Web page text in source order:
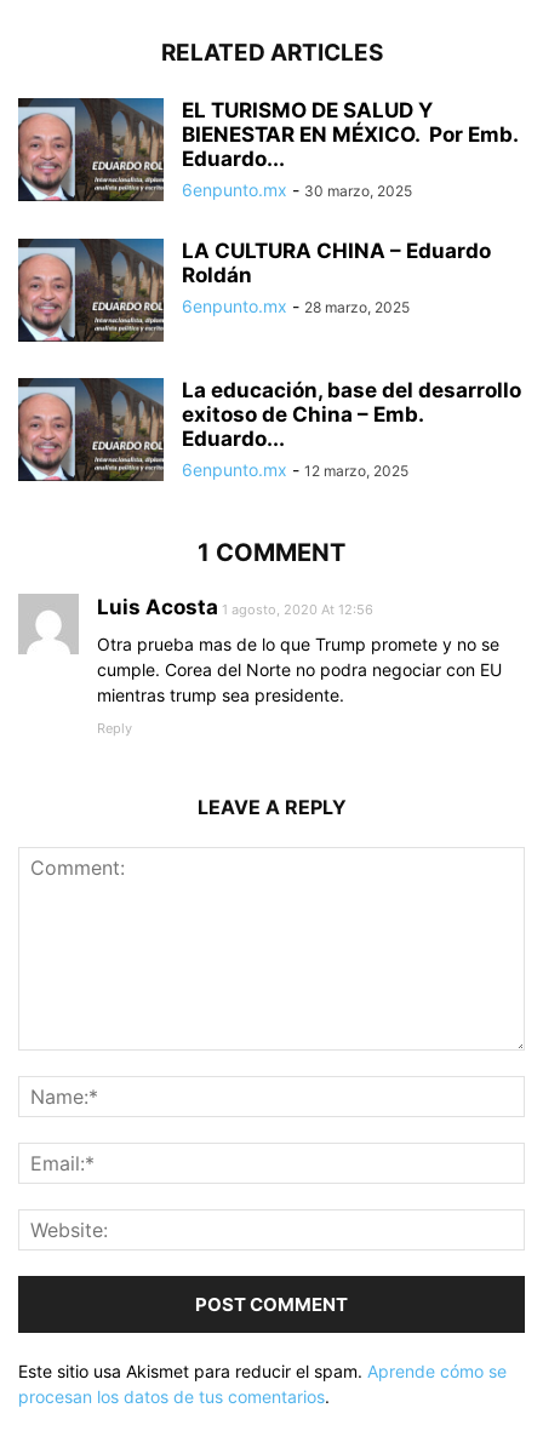
RELATED ARTICLES
EL TURISMO DE SALUD Y
BIENESTAR EN MÉXICO. Por Emb.
Eduardo...
6enpunto.mx - 30 marzo, 2025
LA CULTURA CHINA – Eduardo
Roldán
6enpunto.mx - 28 marzo, 2025
La educación, base del desarrollo
exitoso de China – Emb.
Eduardo...
6enpunto.mx - 12 marzo, 2025
1 COMMENT
Luis Acosta 1 agosto, 2020 At 12:56
Otra prueba mas de lo que Trump promete y no se
cumple. Corea del Norte no podra negociar con EU
mientras trump sea presidente.
Reply
LEAVE A REPLY
Este sitio usa Akismet para reducir el spam. Aprende cómo se
procesan los datos de tus comentarios.